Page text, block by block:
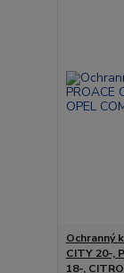
Ochranný
CITY 20-,
18-,